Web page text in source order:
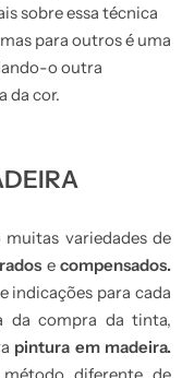
sobre essa técnica
para outros é uma
o outra
da cor.
variedades de
ecompensados.
indicações para cada
da compra da tinta,
pintura em madeira.